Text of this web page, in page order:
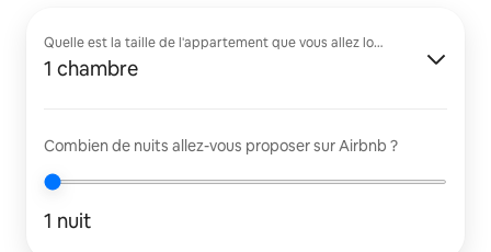
Quelle est la taille de l'appartement que vous allez louer ?
1 chambre
Combien de nuits allez-vous proposer sur Airbnb ?
1 nuit